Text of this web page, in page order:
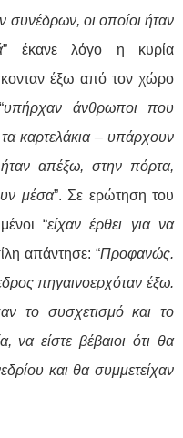
συνέδρων, οι οποίοι ήταν
” έκανε λόγο η κυρία
έξω από τον χώρο
υπήρχαν άνθρωποι που
καρτελάκια – υπάρχουν
απέξω, στην πόρτα,
μέσα”. Σε ερώτηση του
“είχαν έρθει για να
απάντησε:“Προφανώς.
πηγαινοερχόταν έξω.
το συσχετισμό και το
να είστε βέβαιοι ότι θα
και θα συμμετείχαν